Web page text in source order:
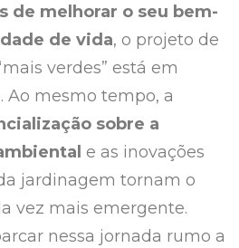
de melhorar o seu bem-
de vida, o projeto de
verdes” está em
Ao mesmo tempo, a
sobre a
e as inovações
jardinagem tornam o
vez mais emergente.
nessa jornada rumo a